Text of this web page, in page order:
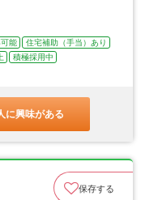
能
住宅補助（手当）あり
積極採用中
に興味がある
保存する